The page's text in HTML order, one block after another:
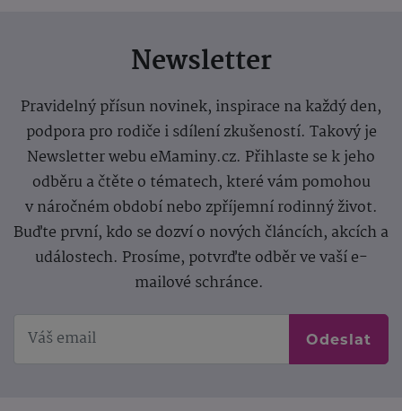
Newsletter
Pravidelný přísun novinek, inspirace na každý den,
podpora pro rodiče i sdílení zkušeností. Takový je
Newsletter webu eMaminy.cz. Přihlaste se k jeho
odběru a čtěte o tématech, které vám pomohou
v náročném období nebo zpříjemní rodinný život.
Buďte první, kdo se dozví o nových článcích, akcích a
událostech. Prosíme, potvrďte odběr ve vaší e-
mailové schránce.
Odeslat